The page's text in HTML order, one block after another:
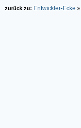
zurück zu: Entwickler-Ecke »